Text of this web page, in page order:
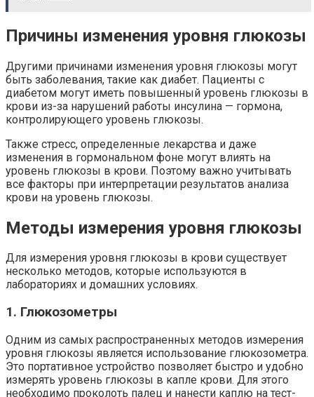
Причины изменения уровня глюкозы
Другими причинами изменения уровня глюкозы могут
быть заболевания, такие как диабет. Пациенты с
диабетом могут иметь повышенный уровень глюкозы в
крови из-за нарушений работы инсулина — гормона,
контролирующего уровень глюкозы.
Также стресс, определенные лекарства и даже
изменения в гормональном фоне могут влиять на
уровень глюкозы в крови. Поэтому важно учитывать
все факторы при интерпретации результатов анализа
крови на уровень глюкозы.
Методы измерения уровня глюкозы
Для измерения уровня глюкозы в крови существует
несколько методов, которые используются в
лабораториях и домашних условиях.
1. Глюкозометры
Одним из самых распространенных методов измерения
уровня глюкозы является использование глюкозометра.
Это портативное устройство позволяет быстро и удобно
измерять уровень глюкозы в капле крови. Для этого
необходимо проколоть палец и нанести каплю на тест-